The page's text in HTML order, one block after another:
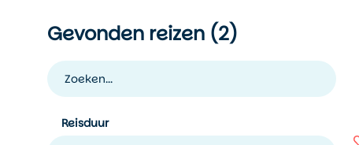
Gevonden reizen (2)
Reisduur